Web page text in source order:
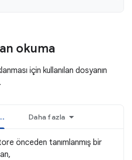
okuma
için kullanılan dosyanın
Preferences DataStore Daha fazla
önceden tanımlanmış bir